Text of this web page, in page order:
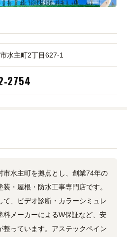
水主町2丁目627‑1
市水主町を拠点とし、創業74年の
・屋根・防水工事専門店です。
て、ビデオ診断・カラーシミュレ
料メーカーによるW保証など、安
整っています。アステックペイン